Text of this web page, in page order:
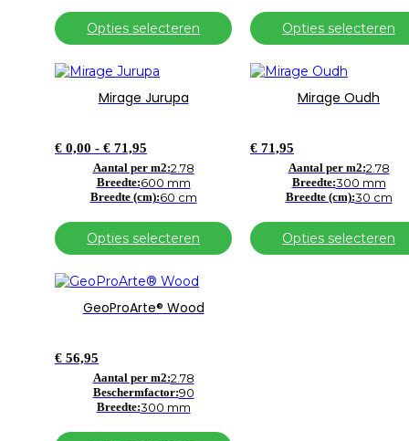
Opties selecteren
op
de
Opties selecteren
op
de
Mirage Jurupa
€ 0,00 - € 71,95
€ 0,00
tot
€ 71,95
Aantal per m2:2.78
Breedte:600 mm
Breedte (cm):60 cm
Opties selecteren
Dit
Deze
gekozen
op
de
Mirage Oudh
€ 71,95
Aantal per m2:2.78
Breedte:300 mm
Breedte (cm):30 cm
Opties selecteren
Dit
Deze
gekozen
op
de
GeoProArte® Wood
€ 56,95
Aantal per m2:2.78
Beschermfactor:90
Breedte:300 mm
Dit
Deze
gekozen